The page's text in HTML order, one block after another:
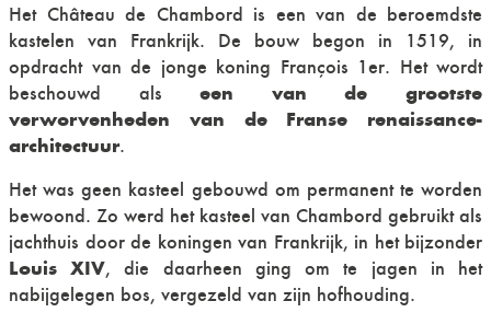
Het Château de Chambord is een van de beroemdste
kastelen van Frankrijk. De bouw begon in 1519, in
opdracht van de jonge koning François 1er. Het wordt
beschouwd alseen van de grootste
verworvenheden van de Franse renaissance-
architectuur.
Het was geen kasteel gebouwd om permanent te worden
bewoond. Zo werd het kasteel van Chambord gebruikt als
jachthuis door de koningen van Frankrijk, in het bijzonder
Louis XIV, die daarheen ging om te jagen in het
nabijgelegen bos, vergezeld van zijn hofhouding.